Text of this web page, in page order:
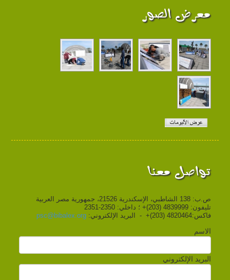
معرض الصور
تواصل معنا
ص.ب: 138 الشاطبي، الإسكندرية 21526، جمهورية مصر العربية
تليفون: 4839999 (203)+ ؛ داخلي: 2350-2351
فاكس:4820464 (203)+ - البريد الإلكتروني:
psc@bibalex.org
الاسم
البريد الإلكتروني